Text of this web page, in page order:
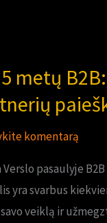
metų
komentarą
Verslo pasaulyje
yra svarbus
veiklą ir